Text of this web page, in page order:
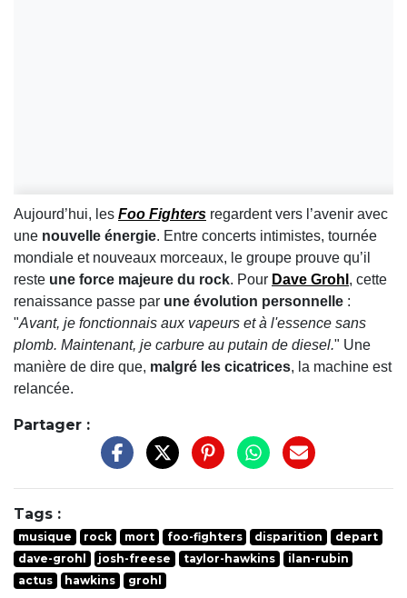
Aujourd’hui, les Foo Fighters regardent vers l’avenir avec
une nouvelle énergie. Entre concerts intimistes, tournée
mondiale et nouveaux morceaux, le groupe prouve qu’il
reste une force majeure du rock. Pour Dave Grohl , cette
renaissance passe par une évolution personnelle :
"Avant, je fonctionnais aux vapeurs et à l'essence sans
plomb. Maintenant, je carbure au putain de diesel." Une
manière de dire que, malgré les cicatrices, la machine est
relancée.
Partager :
Tags :
musique rock mort foo-fighters disparition
depart
dave-grohl
josh-freese taylor-hawkins
ilan-rubin
actus
hawkins grohl